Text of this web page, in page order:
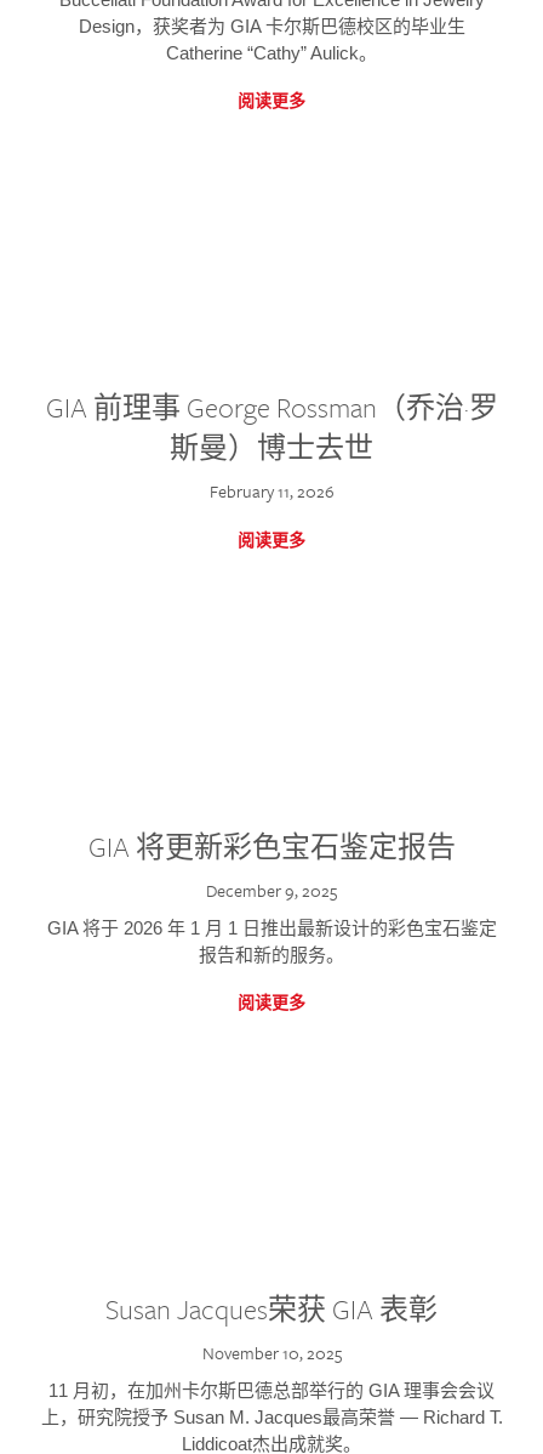
Design，获奖者为 GIA 卡尔斯巴德校区的毕业生
Catherine “Cathy” Aulick。
阅读更多
GIA 前理事 George Rossman（乔治·罗
斯曼）博士去世
February 11, 2026
阅读更多
GIA 将更新彩色宝石鉴定报告
December 9, 2025
GIA 将于 2026 年 1 月 1 日推出最新设计的彩色宝石鉴定
报告和新的服务。
阅读更多
Susan Jacques荣获 GIA 表彰
November 10, 2025
11 月初，在加州卡尔斯巴德总部举行的 GIA 理事会会议
上，研究院授予 Susan M. Jacques最高荣誉 — Richard T.
Liddicoat杰出成就奖。